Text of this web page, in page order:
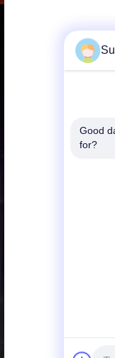
Good
for?